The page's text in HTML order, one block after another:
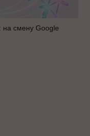
на смену Google